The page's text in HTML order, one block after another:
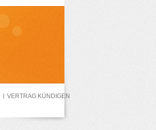
VERTRAG KÜNDIGEN